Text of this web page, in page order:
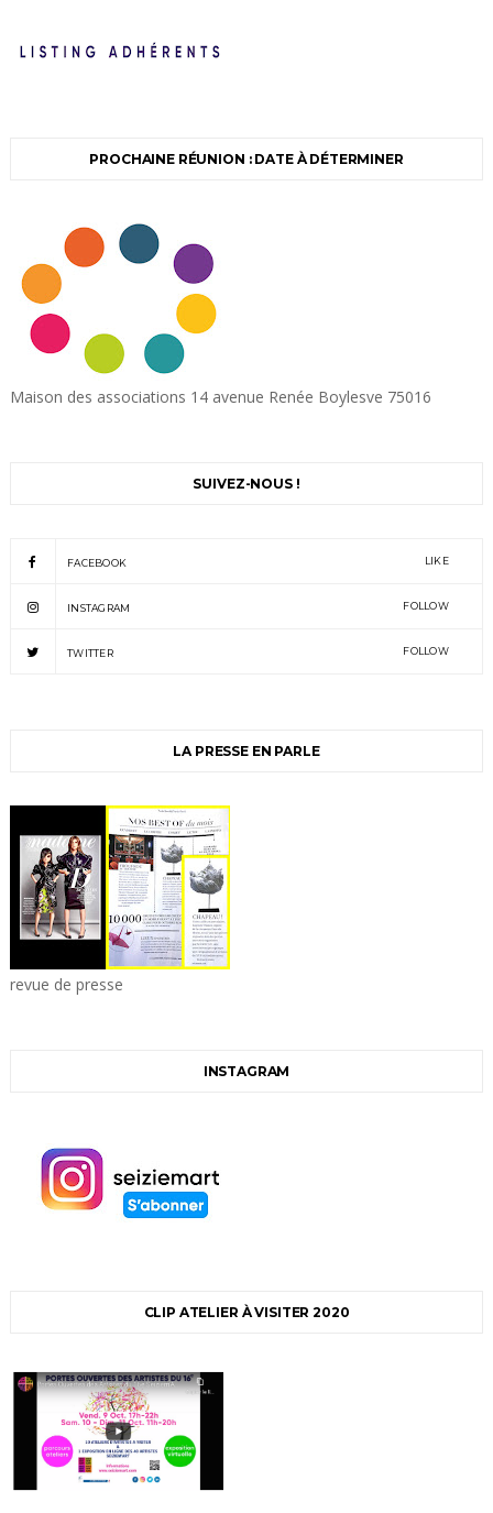
PROCHAINE RÉUNION : DATE À DÉTERMINER
Maison des associations 14 avenue Renée Boylesve 75016
SUIVEZ-NOUS !
FACEBOOK LIKE
INSTAGRAM FOLLOW
TWITTER FOLLOW
LA PRESSE EN PARLE
revue de presse
INSTAGRAM
CLIP ATELIER À VISITER 2020